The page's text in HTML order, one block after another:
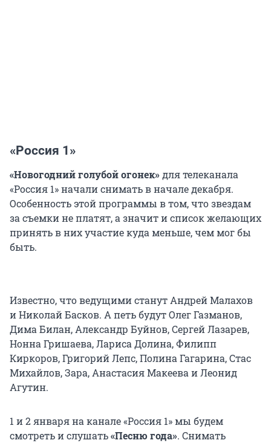
«Россия 1»
«Новогодний голубой огонек»для телеканала
«Россия 1» начали снимать в начале декабря.
Особенность этой программы в том, что звездам
за съемки не платят, а значит и список желающих
принять в них участие куда меньше, чем мог бы
быть.
Известно, что ведущими станут Андрей Малахов
и Николай Басков. А петь будут Олег Газманов,
Дима Билан, Александр Буйнов, Сергей Лазарев,
Нонна Гришаева, Лариса Долина, Филипп
Киркоров, Григорий Лепс, Полина Гагарина, Стас
Михайлов, Зара, Анастасия Макеева и Леонид
Агутин.
1 и 2 января на канале «Россия 1» мы будем
смотреть и слушать«Песню года». Снимать